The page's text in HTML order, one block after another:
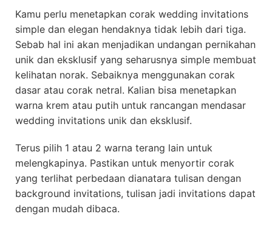
Kamu perlu menetapkan corak wedding invitations
simple dan elegan hendaknya tidak lebih dari tiga.
Sebab hal ini akan menjadikan undangan pernikahan
unik dan eksklusif yang seharusnya simple membuat
kelihatan norak. Sebaiknya menggunakan corak
dasar atau corak netral. Kalian bisa menetapkan
warna krem atau putih untuk rancangan mendasar
wedding invitations unik dan eksklusif.
Terus pilih 1 atau 2 warna terang lain untuk
melengkapinya. Pastikan untuk menyortir corak
yang terlihat perbedaan dianatara tulisan dengan
background invitations, tulisan jadi invitations dapat
dengan mudah dibaca.